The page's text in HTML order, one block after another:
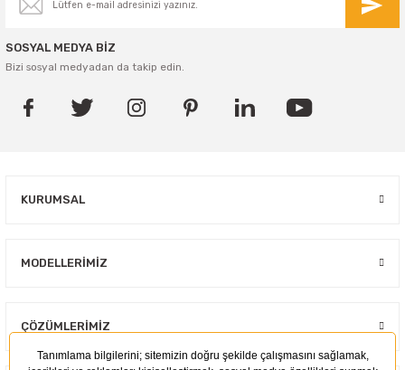
SOSYAL MEDYA BİZ
Bizi sosyal medyadan da takip edin.
KURUMSAL
MODELLERIMIZ
ÇÖZÜMLERIMIZ